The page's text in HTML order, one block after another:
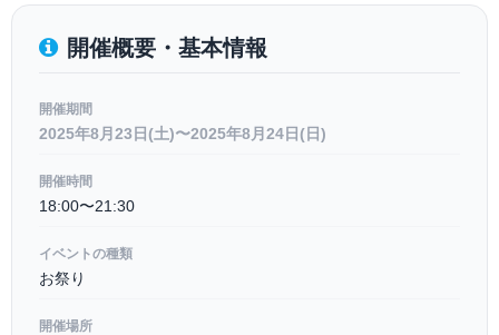
開催概要・基本情報
開催期間
2025年8月23日(土)〜2025年8月24日(日)
開催時間
18:00〜21:30
イベントの種類
お祭り
開催場所